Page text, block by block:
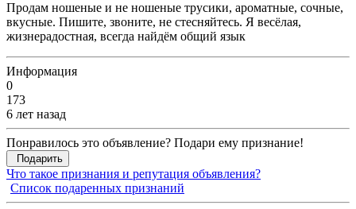
Продам ношеные и не ношеные трусики, ароматные, сочные,
вкусные. Пишите, звоните, не стесняйтесь. Я весёлая,
жизнерадостная, всегда найдём общий язык
Информация
0
173
6 лет назад
Понравилось это объявление? Подари ему признание!
Подарить
Что такое признания и репутация объявления?
Список подаренных признаний